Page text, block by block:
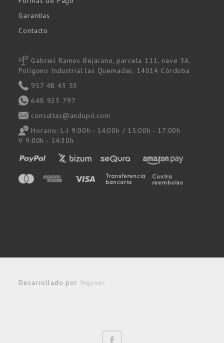
Garantías
Contacto
Gabriel Ramos Bejarano, parcela 111, nave 3A.
Polígono Industrial las Quemadas, 14014 Córdoba
957 48 43 53
648 923 797
consultas@andupil.com
Horario: L-J 9:00h - 14:00h / 15:00h - 17:00h
V 9:00h - 14:30h
Desarrollado por Ingyser